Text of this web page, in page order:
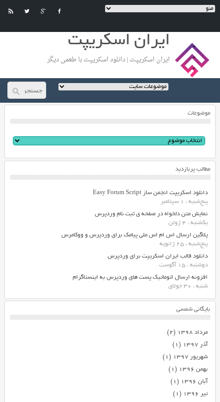
ایران اسکریپت
ایران اسکریپت | دانلود اسکریپت با طعمی دیگر
موضوعات
مطالب پربازدید
دانلود اسکریپت انجمن ساز Easy Forum Script
پنج‌شنبه ، 1 سپتامبر
نمایش متن دلخواه در صفحه ی ثبت نام وردپرس
یکشنبه ، 4 ژوئن
پلاگین ارسال اس ام اس ملی پیامک برای وردپرس و ووکامرس
پنج‌شنبه ، 25 ژانویه
دانلود قالب ایران اسکریپت برای وردپرس
دوشنبه ، 15 آگوست
افزونه ارسال اتوماتیک پست های وردپرس به اینستاگرام
شنبه ، 30 جولای
بایگانی شمسی
مرداد ۱۳۹۸
(۲)
آذر ۱۳۹۷
(۱)
شهریور ۱۳۹۷
(۱)
بهمن ۱۳۹۶
(۱)
آبان ۱۳۹۶
(۱)
تیر ۱۳۹۶
(۱)